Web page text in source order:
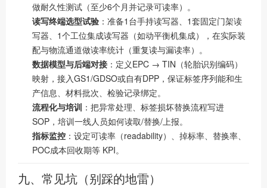
做耐久性测试（至少6个月并记录可读率）。
读写终端选型试验 ：准备1台手持读写器、1套固定门架读
写器、1个工位集成读写器（如动平衡机集成），在实际装
配与物流通道做读率统计（重复读与漏读率）。
数据模型与后端对接 ：定义EPC → TIN（轮胎识别编码）
映射，接入GS1/GDSO或自有DPP，保证标签序列能和生
产信息、材料批次、检验记录绑定。
流程化与培训 ：把异常处理、标签损坏替换流程写进
SOP，培训一线人员如何读取/替换/上报。
指标监控 ：设定可读率（readability）、掉标率、替换率、
POC成本回收期等 KPI。
九、常见坑（别踩的地雷）